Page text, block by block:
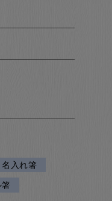
名入れ箸
箸